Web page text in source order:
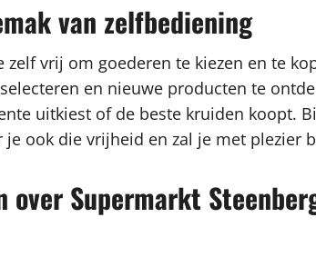
van zelfbediening
vrij om goederen te kiezen en te
en nieuwe producten te
uitkiest of de beste kruiden koopt.
je ook die vrijheid en zal je met plezier
Supermarkt